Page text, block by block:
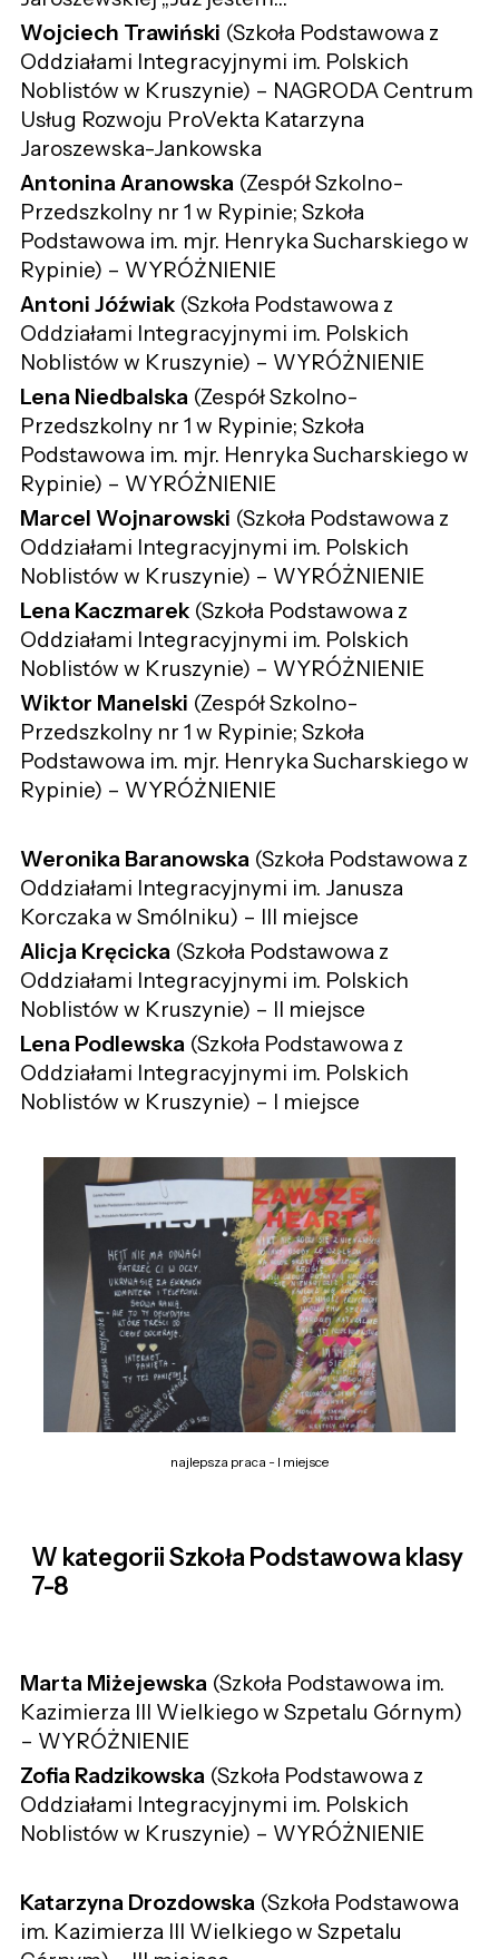
Wojciech Trawiński (Szkoła Podstawowa z
Oddziałami Integracyjnymi im. Polskich
Noblistów w Kruszynie) – NAGRODA Centrum
Usług Rozwoju ProVekta Katarzyna
Jaroszewska-Jankowska
Antonina Aranowska(Zespół Szkolno-
Przedszkolny nr 1 w Rypinie; Szkoła
Podstawowa im. mjr. Henryka Sucharskiego w
Rypinie) – WYRÓŻNIENIE
Antoni Jóźwiak(Szkoła Podstawowa z
Oddziałami Integracyjnymi im. Polskich
Noblistów w Kruszynie) – WYRÓŻNIENIE
Lena Niedbalska(Zespół Szkolno-
Przedszkolny nr 1 w Rypinie; Szkoła
Podstawowa im. mjr. Henryka Sucharskiego w
Rypinie) – WYRÓŻNIENIE
Marcel Wojnarowski (Szkoła Podstawowa z
Oddziałami Integracyjnymi im. Polskich
Noblistów w Kruszynie) – WYRÓŻNIENIE
Lena Kaczmarek(Szkoła Podstawowa z
Oddziałami Integracyjnymi im. Polskich
Noblistów w Kruszynie) – WYRÓŻNIENIE
Wiktor Manelski (Zespół Szkolno-
Przedszkolny nr 1 w Rypinie; Szkoła
Podstawowa im. mjr. Henryka Sucharskiego w
Rypinie) – WYRÓŻNIENIE
Weronika Baranowska(Szkoła Podstawowa z
Oddziałami Integracyjnymi im. Janusza
Korczaka w Smólniku) – III miejsce
Alicja Kręcicka(Szkoła Podstawowa z
Oddziałami Integracyjnymi im. Polskich
Noblistów w Kruszynie) – II miejsce
Lena Podlewska(Szkoła Podstawowa z
Oddziałami Integracyjnymi im. Polskich
Noblistów w Kruszynie) – I miejsce
najlepsza praca - I miejsce
W kategorii Szkoła Podstawowa klasy
7-8
Marta Miżejewska(Szkoła Podstawowa im.
Kazimierza III Wielkiego w Szpetalu Górnym)
– WYRÓŻNIENIE
Zofia Radzikowska(Szkoła Podstawowa z
Oddziałami Integracyjnymi im. Polskich
Noblistów w Kruszynie) – WYRÓŻNIENIE
Katarzyna Drozdowska(Szkoła Podstawowa
im. Kazimierza III Wielkiego w Szpetalu